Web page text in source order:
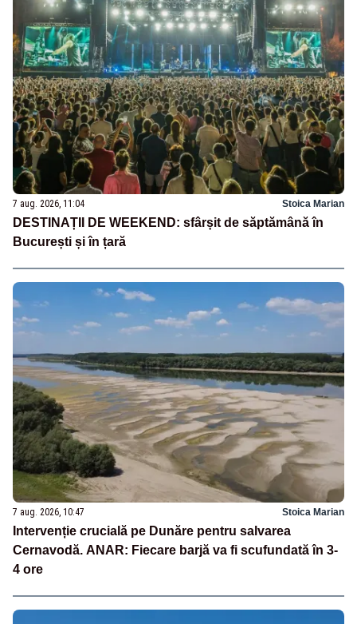
7 aug. 2026, 11:04 Stoica Marian
DESTINAȚII DE WEEKEND: sfârșit de săptămână în
București și în țară
7 aug. 2026, 10:47 Stoica Marian
Intervenție crucială pe Dunăre pentru salvarea
Cernavodă. ANAR: Fiecare barjă va fi scufundată în 3-
4 ore